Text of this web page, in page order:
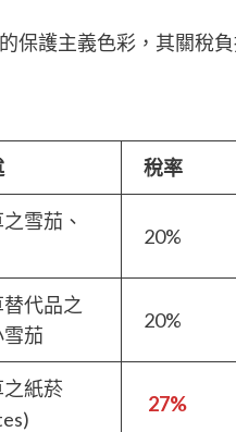
保護主義色彩，其關稅
稅率
雪茄、
20%
代品之
茄
20%
紙菸
27%